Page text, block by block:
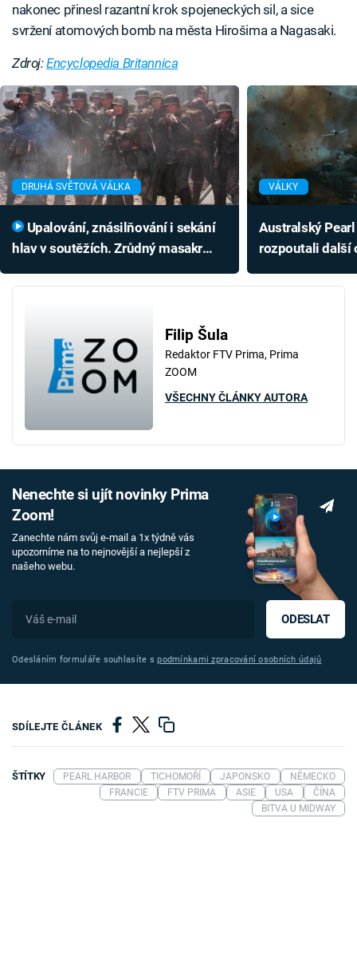
nakonec přinesl razantní krok spojeneckých sil, a sice
svržení atomových bomb na města Hirošima a Nagasaki.
Zdroj:Encyclopedia Britannica
DRUHÁ SVĚTOVÁ VÁLKA
hlav v soutěžích. Zrůdný masakr
spravedlnost
VÁLKY
Australský
rozpoutali další
přes dvě stě lidí
Filip Šula
Redaktor FTV Prima, Prima
ZOOM
VŠECHNY ČLÁNKY AUTORA
Nenechte si ujít novinky Prima
Zoom!
Zanechte nám svůj e-mail a 1x týdně vás
upozorníme na to nejnovější a nejlepší z
našeho webu.
ODESLAT
Odesláním formuláře souhlasíte spodmínkami zpracování osobních údajů
SDÍLEJTE ČLÁNEK
ŠTÍTKY PEARL HARBOR TICHOMOŘÍ JAPONSKO
NĚMECKO
FRANCIE
FTV PRIMA ASIE USA
ČÍNA
BITVA U MIDWAY